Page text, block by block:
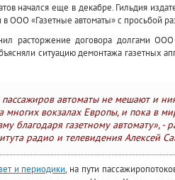
начался еще в декабре. Гильдия
ООО «Газетные автоматы» с просьбой
расторжение договора долгами
ситуацию демонтажа газетных
автоматы не мешают и
многих вокзалах Европы, и пока в
благодаря газетному автомату», -
радио и телевидения Алексей
и периодики, на пути